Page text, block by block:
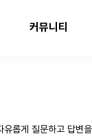
커뮤니티
롭게 질문하고 답변